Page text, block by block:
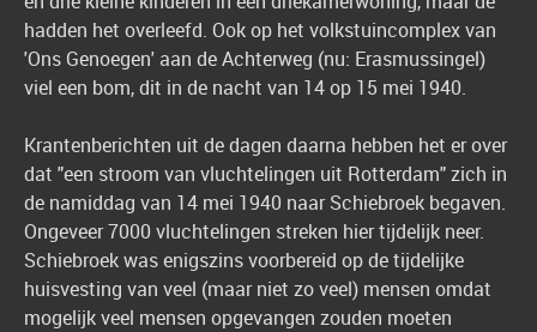
hadden het overleefd. Ook op het volkstuincomplex van
'Ons Genoegen' aan de Achterweg (nu: Erasmussingel)
viel een bom, dit in de nacht van 14 op 15 mei 1940.
Krantenberichten uit de dagen daarna hebben het er over
dat "een stroom van vluchtelingen uit Rotterdam" zich in
de namiddag van 14 mei 1940 naar Schiebroek begaven.
Ongeveer 7000 vluchtelingen streken hier tijdelijk neer.
Schiebroek was enigszins voorbereid op de tijdelijke
huisvesting van veel (maar niet zo veel) mensen omdat
mogelijk veel mensen opgevangen zouden moeten